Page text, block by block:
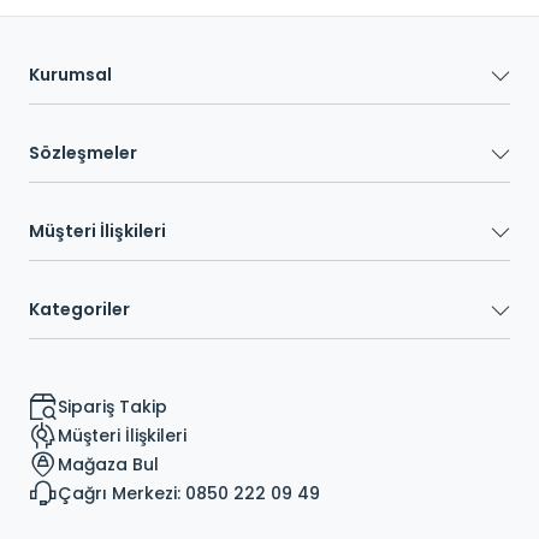
Kurumsal
Sözleşmeler
Müşteri İlişkileri
Kategoriler
Sipariş Takip
Müşteri İlişkileri
Mağaza Bul
Çağrı Merkezi: 0850 222 09 49